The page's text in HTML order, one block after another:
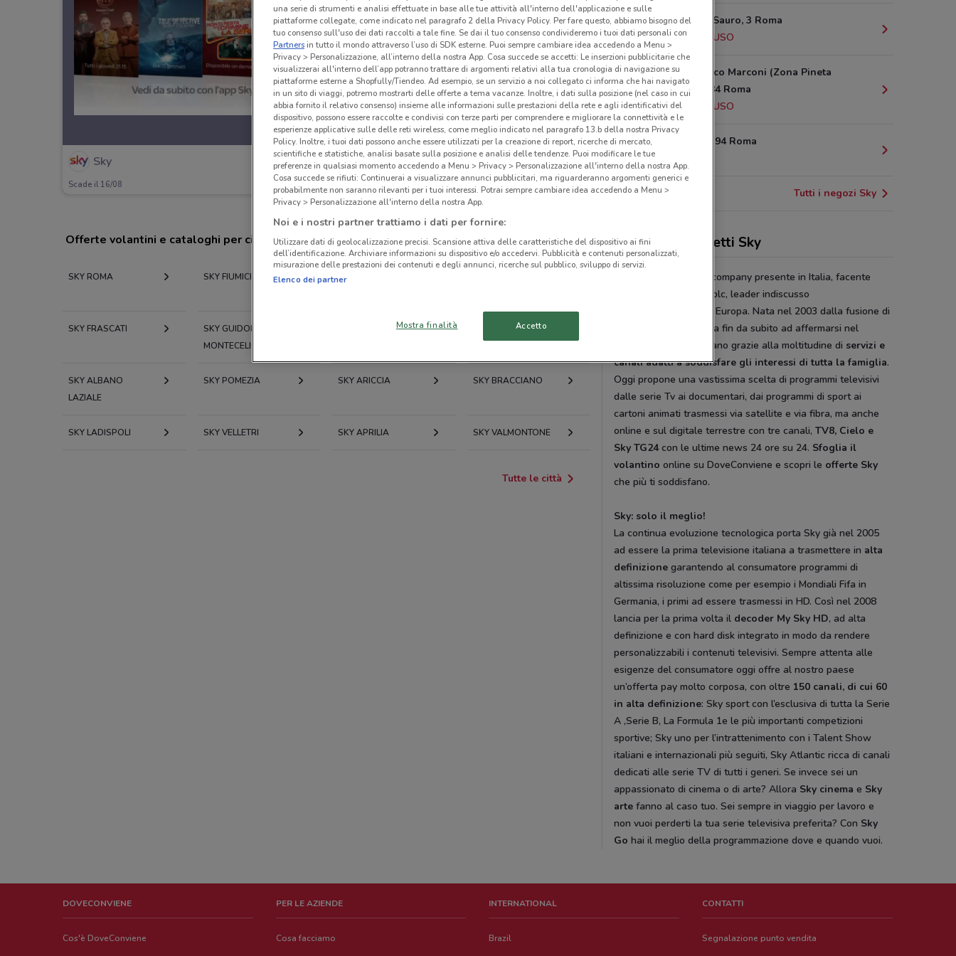
Sky
Scade il 16/08 1.9 km
Offerte volantini e cataloghi per città nelle vicinanze
SKY ROMA SKY FIUMICINO
SKY
SKY FRASCATI
SKY GUIDONIA
MONTECELIO
SKY OSTIA
SKY ALBANO
LAZIALE
SKY POMEZIA SKY ARICCIA SKY BRACCIANO
SKY LADISPOLI SKY VELLETRI SKY APRILIA SKY VALMONTONE
Tutte le città
Via Nazaro Sauro, 3 Roma
2.2 km
CHIUSO
Via Francesco Marconi (Zona Pineta
Sacchetti), 84 Roma
2.7 km
CHIUSO
Via Candia, 94 Roma
Tutti i negozi Sky
Offerte e pacchetti Sky
è la prima media company presente in Italia, facente
parte del gruppo Sky plc, leader indiscusso
dell’intrattenimento in Europa. Nata nel 2003 dalla fusione di
Stream e Telepiù, inizia fin da subito ad affermarsi nel
settore televisivo italiano grazie alla moltitudine di servizi e
canali adatti a soddisfare gli interessi di tutta la famiglia.
Oggi propone una vastissima scelta di programmi televisivi
dalle serie Tv ai documentari, dai programmi di sport ai
cartoni animati trasmessi via satellite e via fibra, ma anche
online e sul digitale terrestre con tre canali,TV8, Cielo e
Sky TG24con le ultime news 24 ore su 24. Sfoglia il
volantino online su DoveConviene e scopri le offerte Sky
che più ti soddisfano.
Sky: solo il meglio!
La continua evoluzione tecnologica porta Sky già nel 2005
ad essere la prima televisione italiana a trasmettere in alta
definizione garantendo al consumatore programmi di
altissima risoluzione come per esempio i Mondiali Fifa in
Germania, i primi ad essere trasmessi in HD. Così nel 2008
lancia per la prima volta il decoder My Sky HD, ad alta
definizione e con hard disk integrato in modo da rendere
personalizzabili i contenuti televisivi. Sempre attenta alle
esigenze del consumatore oggi offre al nostro paese
un’offerta pay molto corposa, con oltre 150 canali, di cui 60
in alta definizione: Sky sport con l’esclusiva di tutta la Serie
A ,Serie B, La Formula 1e le più importanti competizioni
sportive; Sky uno per l’intrattenimento con i Talent Show
italiani e internazionali più seguiti, Sky Atlantic ricca di canali
dedicati alle serie TV di tutti i generi. Se invece sei un
appassionato di cinema o di arte? Allora Sky cinema e Sky
arte fanno al caso tuo. Sei sempre in viaggio per lavoro e
non vuoi perderti la tua serie televisiva preferita? Con Sky
Go hai il meglio della programmazione dove e quando vuoi.
DOVECONVIENE
Cos'è DoveConviene
PER LE AZIENDE
Cosa facciamo
INTERNATIONAL
Brazil
CONTATTI
Segnalazione punto vendita
una serie di strumenti e analisi effettuate in base alle tue attività all'interno dell'applicazione e sulle
piattaforme collegate, come indicato nel paragrafo 2 della Privacy Policy. Per fare questo, abbiamo bisogno del
tuo consenso sull'uso dei dati raccolti a tale fine. Se dai il tuo consenso condivideremo i tuoi dati personali con
Partnersin tutto il mondo attraverso l’uso di SDK esterne. Puoi sempre cambiare idea accedendo a Menu >
Privacy > Personalizzazione, all’interno della nostra App. Cosa succede se accetti: Le inserzioni pubblicitarie che
visualizzerai all'interno dell’app potranno trattare di argomenti relativi alla tua cronologia di navigazione su
piattaforme esterne a Shopfully/Tiendeo. Ad esempio, se un servizio a noi collegato ci informa che hai navigato
in un sito di viaggi, potremo mostrarti delle offerte a tema vacanze. Inoltre, i dati sulla posizione (nel caso in cui
abbia fornito il relativo consenso) insieme alle informazioni sulle prestazioni della rete e agli identificativi del
dispositivo, possono essere raccolte e condivisi con terze parti per comprendere e migliorare la connettività e le
esperienze applicative sulle delle reti wireless, come meglio indicato nel paragrafo 13.b della nostra Privacy
Policy. Inoltre, i tuoi dati possono anche essere utilizzati per la creazione di report, ricerche di mercato,
scientifiche e statistiche, analisi basate sulla posizione e analisi delle tendenze. Puoi modificare le tue
preferenze in qualsiasi momento accedendo a Menu > Privacy > Personalizzazione all'interno della nostra App.
Cosa succede se rifiuti: Continuerai a visualizzare annunci pubblicitari, ma riguarderanno argomenti generici e
probabilmente non saranno rilevanti per i tuoi interessi. Potrai sempre cambiare idea accedendo a Menu >
Privacy > Personalizzazione all'interno della nostra App.
Noi e i nostri partner trattiamo i dati per fornire:
Utilizzare dati di geolocalizzazione precisi. Scansione attiva delle caratteristiche del dispositivo ai fini
dell’identificazione. Archiviare informazioni su dispositivo e/o accedervi. Pubblicità e contenuti personalizzati,
misurazione delle prestazioni dei contenuti e degli annunci, ricerche sul pubblico, sviluppo di servizi.
Elenco dei partner
Mostra finalità Accetto